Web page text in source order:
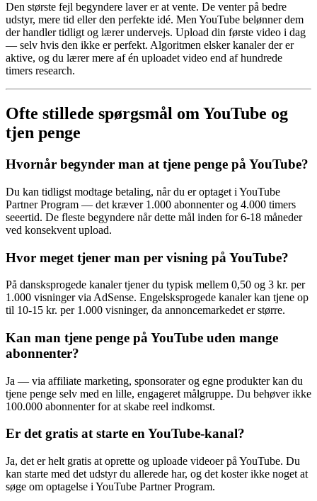
Den største fejl begyndere laver er at vente. De venter på bedre
udstyr, mere tid eller den perfekte idé. Men YouTube belønner dem
der handler tidligt og lærer undervejs. Upload din første video i dag
— selv hvis den ikke er perfekt. Algoritmen elsker kanaler der er
aktive, og du lærer mere af én uploadet video end af hundrede
timers research.
Ofte stillede spørgsmål om YouTube og
tjen penge
Hvornår begynder man at tjene penge på YouTube?
Du kan tidligst modtage betaling, når du er optaget i YouTube
Partner Program — det kræver 1.000 abonnenter og 4.000 timers
seeertid. De fleste begyndere når dette mål inden for 6-18 måneder
ved konsekvent upload.
Hvor meget tjener man per visning på YouTube?
På dansksprogede kanaler tjener du typisk mellem 0,50 og 3 kr. per
1.000 visninger via AdSense. Engelsksprogede kanaler kan tjene op
til 10-15 kr. per 1.000 visninger, da annoncemarkedet er større.
Kan man tjene penge på YouTube uden mange
abonnenter?
Ja — via affiliate marketing, sponsorater og egne produkter kan du
tjene penge selv med en lille, engageret målgruppe. Du behøver ikke
100.000 abonnenter for at skabe reel indkomst.
Er det gratis at starte en YouTube-kanal?
Ja, det er helt gratis at oprette og uploade videoer på YouTube. Du
kan starte med det udstyr du allerede har, og det koster ikke noget at
søge om optagelse i YouTube Partner Program.